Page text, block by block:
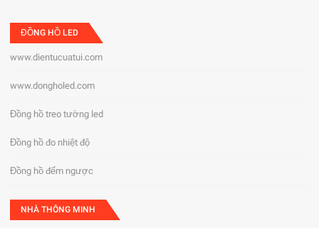
ĐỒNG HỒ LED
www.dientucuatui.com
www.dongholed.com
Đồng hồ treo tường led
Đồng hồ đo nhiệt độ
Đồng hồ đếm ngược
NHÀ THÔNG MINH